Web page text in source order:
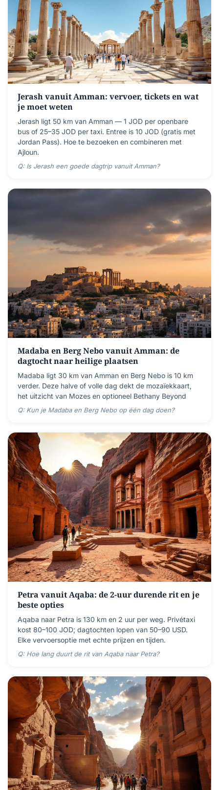
Jerash vanuit Amman: vervoer, tickets en wat
je moet weten
Jerash ligt 50 km van Amman — 1 JOD per openbare
bus of 25–35 JOD per taxi. Entree is 10 JOD (gratis met
Jordan Pass). Hoe te bezoeken en combineren met
Ajloun.
Q: Is Jerash een goede dagtrip vanuit Amman?
Madaba en Berg Nebo vanuit Amman: de
dagtocht naar heilige plaatsen
Madaba ligt 30 km van Amman en Berg Nebo is 10 km
verder. Deze halve of volle dag dekt de mozaïekkaart,
het uitzicht van Mozes en optioneel Bethany Beyond
Q: Kun je Madaba en Berg Nebo op één dag doen?
Petra vanuit Aqaba: de 2-uur durende rit en je
beste opties
Aqaba naar Petra is 130 km en 2 uur per weg. Privétaxi
kost 80–100 JOD; dagtochten lopen van 50–90 USD.
Elke vervoersoptie met echte prijzen en tijden.
Q: Hoe lang duurt de rit van Aqaba naar Petra?